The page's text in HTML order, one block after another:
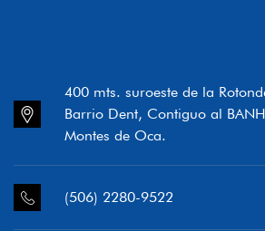
400 mts. suroeste de la
Barrio Dent, Contiguo al
Montes de Oca.
(506) 2280-9522